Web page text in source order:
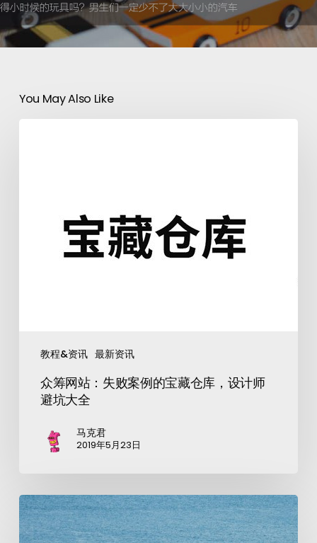
You May Also Like
教程&资讯 最新资讯
众筹网站：失败案例的宝藏仓库，设计师
避坑大全
马克君
2019年5月23日